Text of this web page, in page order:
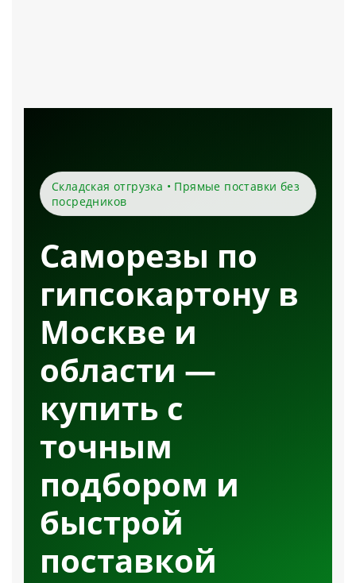
Складская отгрузка • Прямые поставки без
посредников
Саморезы по
гипсокартону в
Москве и
области —
купить с
точным
подбором и
быстрой
поставкой